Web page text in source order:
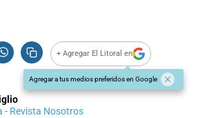
+ Agregar El Litoral en
Agregar a tus medios preferidos en Google
- Revista Nosotros